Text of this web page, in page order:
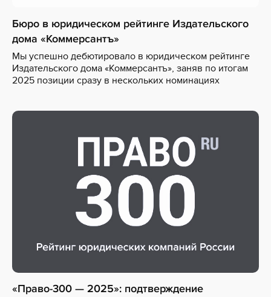
Бюро в юридическом рейтинге Издательского
дома «Коммерсантъ»
Мы успешно дебютировало в юридическом рейтинге
Издательского дома «Коммерсантъ», заняв по итогам
2025 позиции сразу в нескольких номинациях
«Право-300 — 2025»: подтверждение